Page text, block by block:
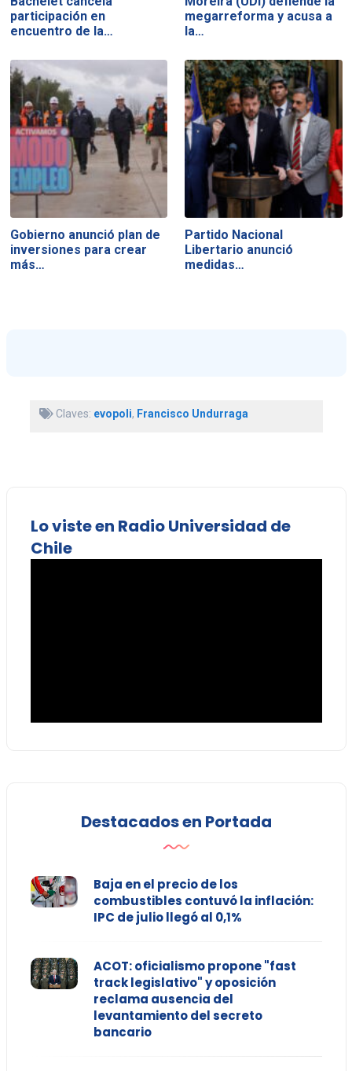
participación en
encuentro de la…
megarreforma y acusa a
la…
Gobierno anunció plan de
inversiones para crear
más…
Partido Nacional
Libertario anunció
medidas…
Claves: evopoli, Francisco Undurraga
Lo viste en Radio Universidad de
Chile
Destacados en Portada
Baja en el precio de los
combustibles contuvó la inflación:
IPC de julio llegó al 0,1%
ACOT: oficialismo propone "fast
track legislativo" y oposición
reclama ausencia del
levantamiento del secreto
bancario